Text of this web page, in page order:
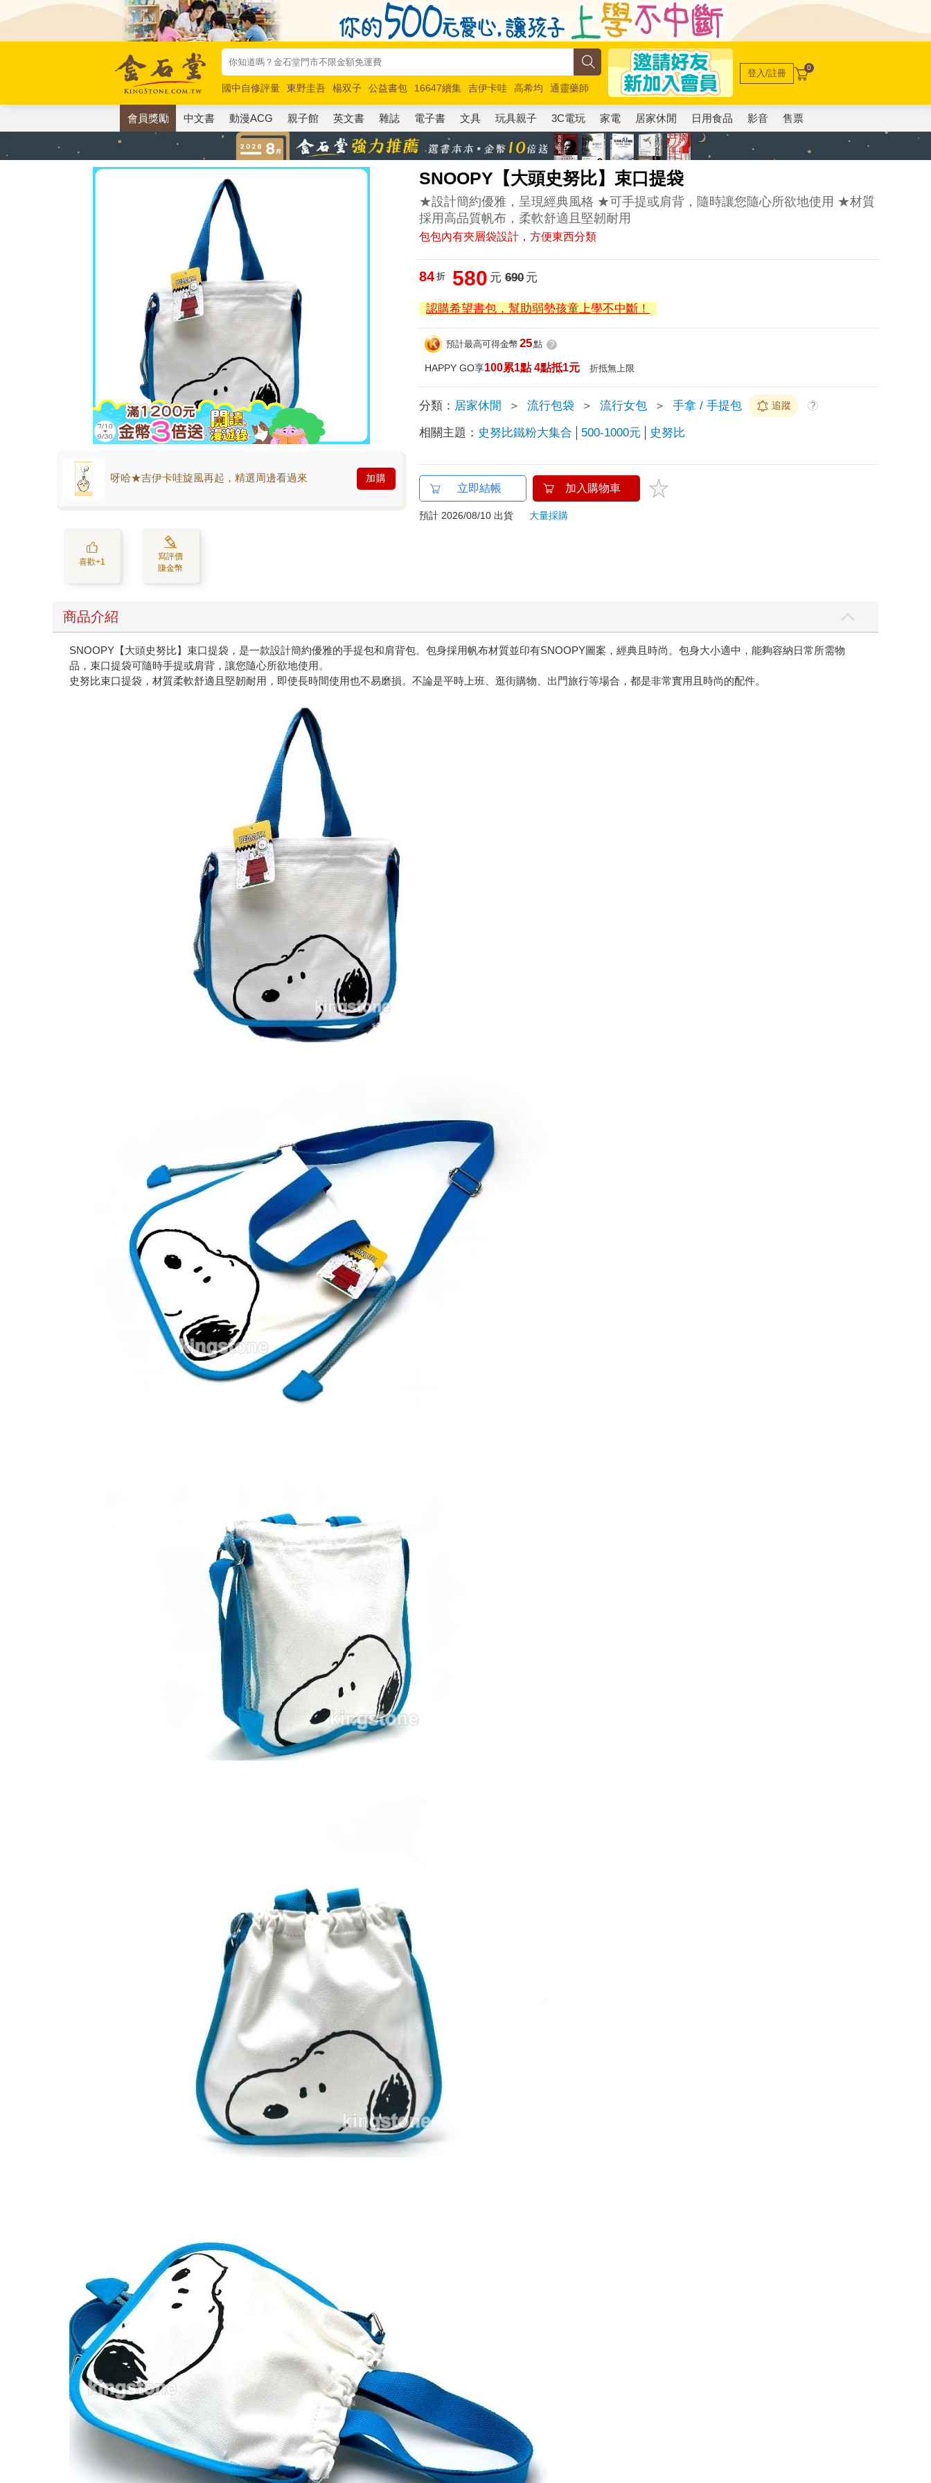
國中自修評量 東野圭吾 楊双子 公益書包 16647續集 吉伊卡哇 高希均
通靈藥師
唯紅花綻放
奧德賽 路邊攤新作 馬斯克 玩具總動員5 超慢跑
登入/註冊 0
會員獎勵 中文書 動漫ACG 親子館 英文書 雜誌 電子書 文具 玩具親子 3C電玩 家電 居家休閒 日用食品 影音 售票
SNOOPY【大頭史努比】束口提袋
★設計簡約優雅，呈現經典風格 ★可手提或肩背，隨時讓您隨心所欲地使用 ★材質
採用高品質帆布，柔軟舒適且堅韌耐用
包包內有夾層袋設計，方便東西分類
呀哈★吉伊卡哇旋風再起，精選周邊看過來 加購
喜歡+1
寫評價
賺金幣
84 折 580 元 690元
認購希望書包，幫助弱勢孩童上學不中斷！
預計最高可得金幣 25點 ?
HAPPY GO享100累1點 4點抵1元 折抵無上限
分類： 居家休閒 ＞ 流行包袋 ＞ 流行女包 ＞ 手拿 / 手提包 追蹤 ?
相關主題： 史努比鐵粉大集合 500-1000元 史努比
立即結帳 加入購物車
預計 2026/08/10 出貨 大量採購
商品介紹
SNOOPY【大頭史努比】束口提袋，是一款設計簡約優雅的手提包和肩背包。包身採用帆布材質並印有SNOOPY圖案，經典且時尚。包身大小適中，能夠容納日常所需物
品，束口提袋可隨時手提或肩背，讓您隨心所欲地使用。
史努比束口提袋，材質柔軟舒適且堅韌耐用，即使長時間使用也不易磨損。不論是平時上班、逛街購物、出門旅行等場合，都是非常實用且時尚的配件。